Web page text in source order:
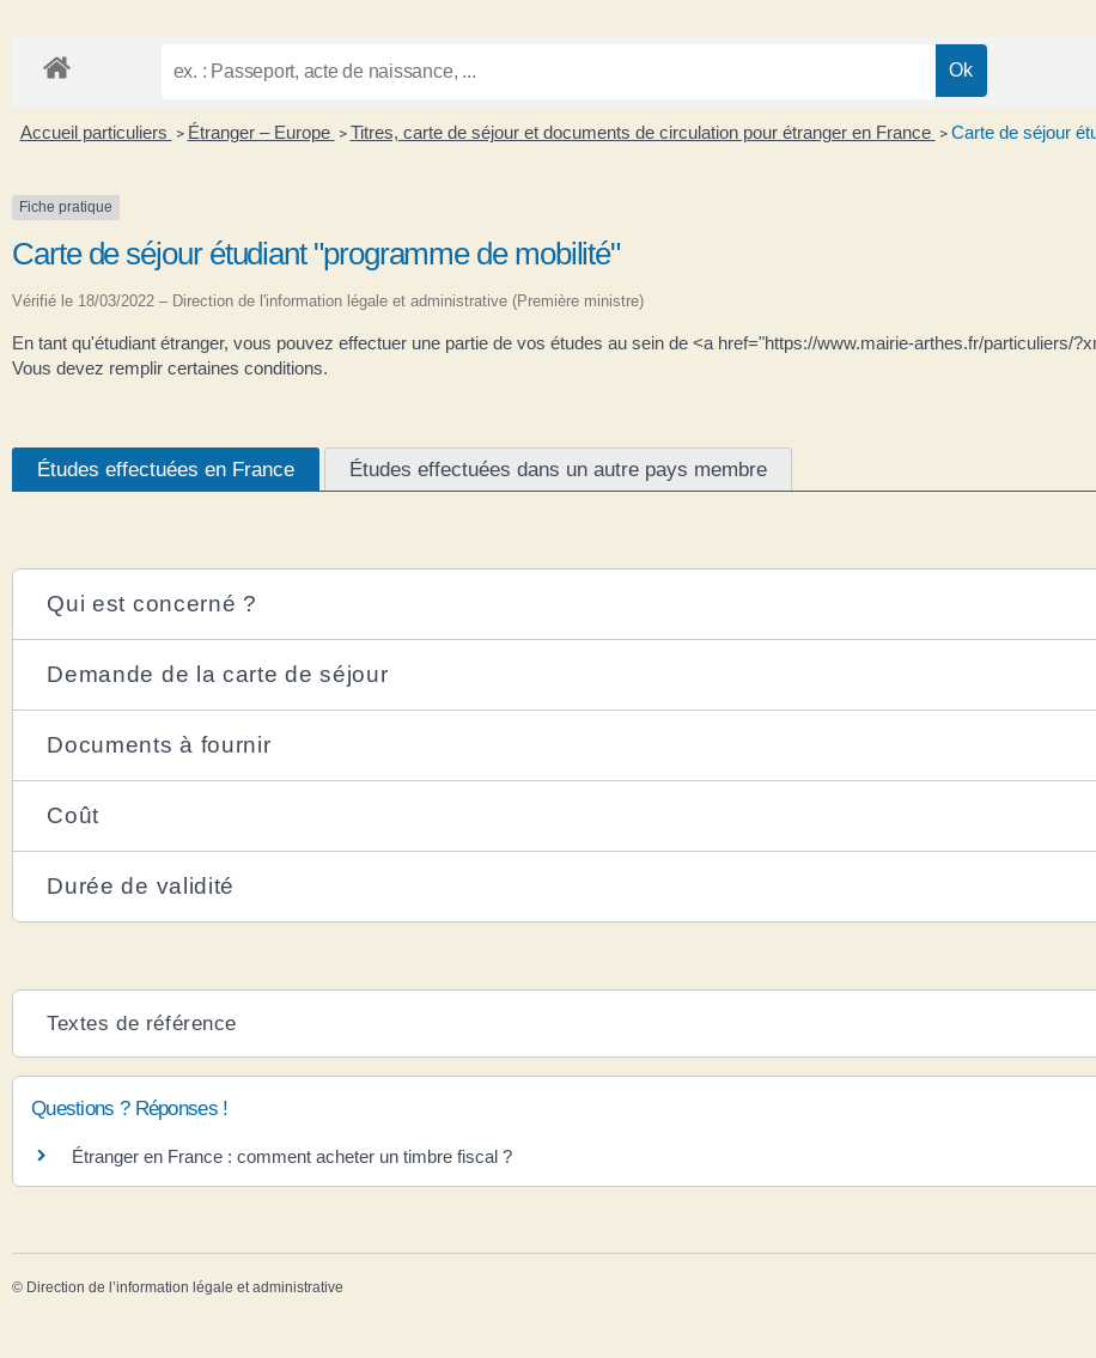
Accueil particuliers > Étranger – Europe > Titres, carte de séjour et documents de circulation pour étranger en France > Carte de séjour
Fiche pratique
Carte de séjour étudiant "programme de mobilité"
Vérifié le 18/03/2022 – Direction de l'information légale et administrative (Première ministre)
En tant qu'étudiant étranger, vous pouvez effectuer une partie de vos études au sein de <a href="https://www.mairie-arthes.fr/particuliers/
Vous devez remplir certaines conditions.
Études effectuées en France Études effectuées dans un autre pays membre
Qui est concerné ?
Demande de la carte de séjour
Documents à fournir
Coût
Durée de validité
Textes de référence
Questions ? Réponses !
Étranger en France : comment acheter un timbre fiscal ?
© Direction de l’information légale et administrative